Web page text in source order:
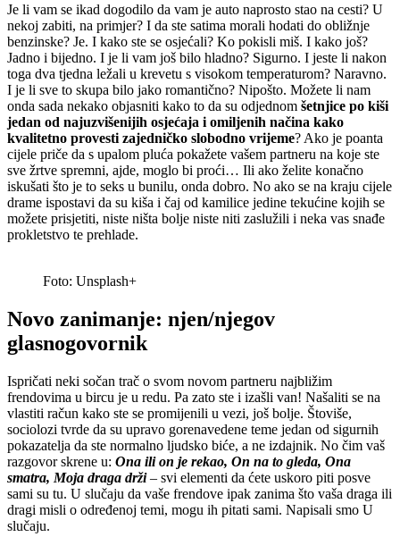
Je li vam se ikad dogodilo da vam je auto naprosto stao na cesti? U
nekoj zabiti, na primjer? I da ste satima morali hodati do obližnje
benzinske? Je. I kako ste se osjećali? Ko pokisli miš. I kako još?
Jadno i bijedno. I je li vam još bilo hladno? Sigurno. I jeste li nakon
toga dva tjedna ležali u krevetu s visokom temperaturom? Naravno.
I je li sve to skupa bilo jako romantično? Nipošto. Možete li nam
onda sada nekako objasniti kako to da su odjednom šetnjice po kiši
jedan od najuzvišenijih osjećaja i omiljenih načina kako
kvalitetno provesti zajedničko slobodno vrijeme? Ako je poanta
cijele priče da s upalom pluća pokažete vašem partneru na koje ste
sve žrtve spremni, ajde, moglo bi proći… Ili ako želite konačno
iskušati što je to seks u bunilu, onda dobro. No ako se na kraju cijele
drame ispostavi da su kiša i čaj od kamilice jedine tekućine kojih se
možete prisjetiti, niste ništa bolje niste niti zaslužili i neka vas snađe
prokletstvo te prehlade.
Foto: Unsplash+
Novo zanimanje: njen/njegov
glasnogovornik
Ispričati neki sočan trač o svom novom partneru najbližim
frendovima u bircu je u redu. Pa zato ste i izašli van! Našaliti se na
vlastiti račun kako ste se promijenili u vezi, još bolje. Štoviše,
sociolozi tvrde da su upravo gorenavedene teme jedan od sigurnih
pokazatelja da ste normalno ljudsko biće, a ne izdajnik. No čim vaš
razgovor skrene u: Ona ili on je rekao, On na to gleda, Ona
smatra, Moja draga drži– svi elementi da ćete uskoro piti posve
sami su tu. U slučaju da vaše frendove ipak zanima što vaša draga ili
dragi misli o određenoj temi, mogu ih pitati sami. Napisali smo U
slučaju.